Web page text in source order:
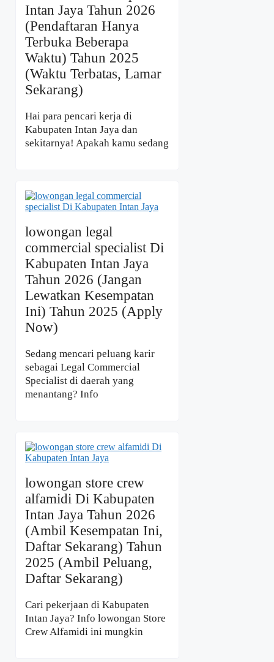
Intan Jaya Tahun 2026
(Pendaftaran Hanya
Terbuka Beberapa
Waktu) Tahun 2025
(Waktu Terbatas, Lamar
Sekarang)
Hai para pencari kerja di
Kabupaten Intan Jaya dan
sekitarnya! Apakah kamu sedang
lowongan legal
commercial specialist Di
Kabupaten Intan Jaya
Tahun 2026 (Jangan
Lewatkan Kesempatan
Ini) Tahun 2025 (Apply
Now)
Sedang mencari peluang karir
sebagai Legal Commercial
Specialist di daerah yang
menantang? Info
lowongan store crew
alfamidi Di Kabupaten
Intan Jaya Tahun 2026
(Ambil Kesempatan Ini,
Daftar Sekarang) Tahun
2025 (Ambil Peluang,
Daftar Sekarang)
Cari pekerjaan di Kabupaten
Intan Jaya? Info lowongan Store
Crew Alfamidi ini mungkin